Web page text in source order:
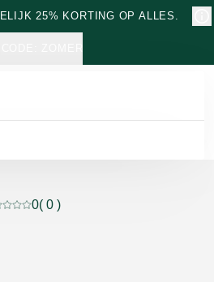
25% KORTING OP ALLES.
0 van 5 beoordeeld door 0
0( 0 )